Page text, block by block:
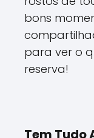
bons
para ver o
reserva!
Tem Tudo